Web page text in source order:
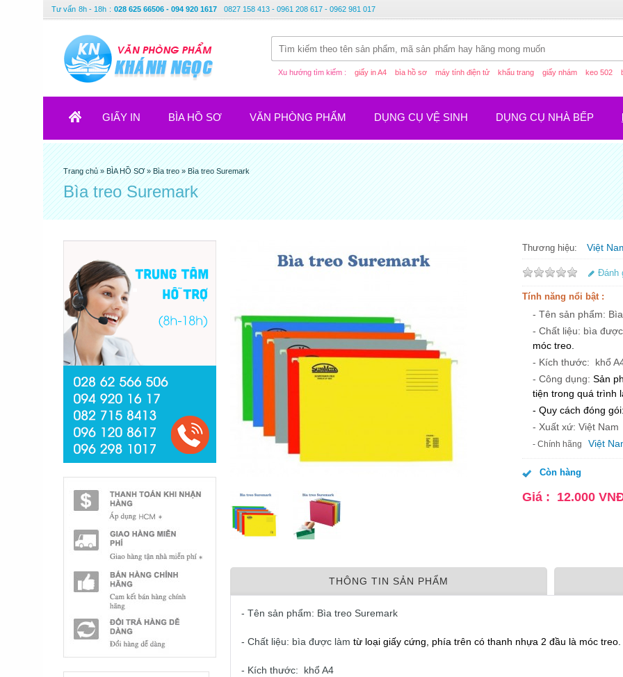
Tư vấn 8h - 18h : 028 625 66506 - 094 920 1617 0827 158 413 - 0961 208 617 - 0962 981 017
Xu hướng tìm kiếm : giấy in A4 bìa hồ sơ máy tính điện tử khẩu trang giấy nhám keo 502
GIẤY IN BÌA HỒ SƠ VĂN PHÒNG PHẨM DỤNG CỤ VỆ SINH DỤNG CỤ NHÀ BẾP
Trang chủ»BÌA HỒ SƠ »Bìa treo»Bìa treo Suremark
Bìa treo Suremark
Thương hiệu: Việt
Đánh
Tính năng nổi bật :
- Tên sản phẩm:
- Chất liệu: bìa
móc treo.
- Kích thước: khổ
- Công dụng: Sản
tiện trong quá trình
- Quy cách đóng
- Xuất xứ: Việt Nam
- Chính hãng Việt
Còn hàng
Giá : 12.000
THÔNG TIN SẢN PHẨM
- Tên sản phẩm: Bìa treo Suremark
- Chất liệu: bìa được làm từ loại giấy cứng, phía trên có thanh nhựa 2 đầu là móc treo.
- Kích thước: khổ A4